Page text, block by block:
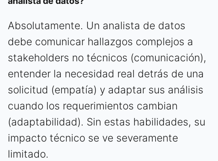
Absolutamente. Un analista de datos
debe comunicar hallazgos complejos a
stakeholders no técnicos (comunicación),
entender la necesidad real detrás de una
solicitud (empatía) y adaptar sus análisis
cuando los requerimientos cambian
(adaptabilidad). Sin estas habilidades, su
impacto técnico se ve severamente
limitado.